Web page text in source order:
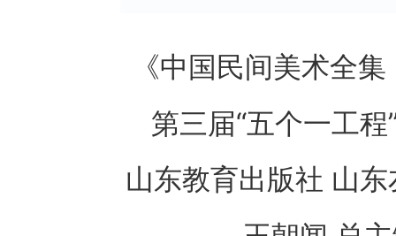
《中国民间美术全
第三届“五个一工程
山东教育出版社 山